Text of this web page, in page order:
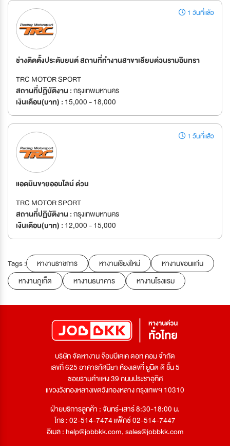
1 วันที่แล้ว
ช่างติดตั้งประดับยนต์ สถานที่ทำงานสาขาเลียบด่วนรามอินทรา
TRC MOTOR SPORT
สถานที่ปฏิบัติงาน :กรุงเทพมหานคร
เงินเดือน(บาท) : 15,000 - 18,000
1 วันที่แล้ว
แอดมินขายออนไลน์ ด่วน
TRC MOTOR SPORT
สถานที่ปฏิบัติงาน :กรุงเทพมหานคร
เงินเดือน(บาท) : 12,000 - 15,000
Tags : หางานราชการ หางานเชียงใหม่
หางานขอนแก่น
หางานภูเก็ต
หางานธนาคาร หางานโรงแรม
บริษัท จัดหางาน จ๊อบบีเคเค ดอท คอม จำกัด
เลขที่ 625 อาคารทัศนียา ห้องเลขที่ ยูนิต ดี ชั้น 5
ซอยรามคำแหง 39 ถนนประชาอุทิศ
แขวงวังทองหลางเขตวังทองหลาง กรุงเทพฯ 10310
ฝ่ายบริการลูกค้า : จันทร์-เสาร์ 8:30-18:00 น.
โทร : 02-514-7474 แฟ็กซ์ 02-514-7447
อีเมล :help@jobbkk.com,sales@jobbkk.com